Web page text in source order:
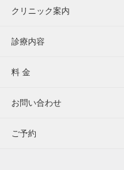
クリニック案内
診療内容
料 金
お問い合わせ
ご予約